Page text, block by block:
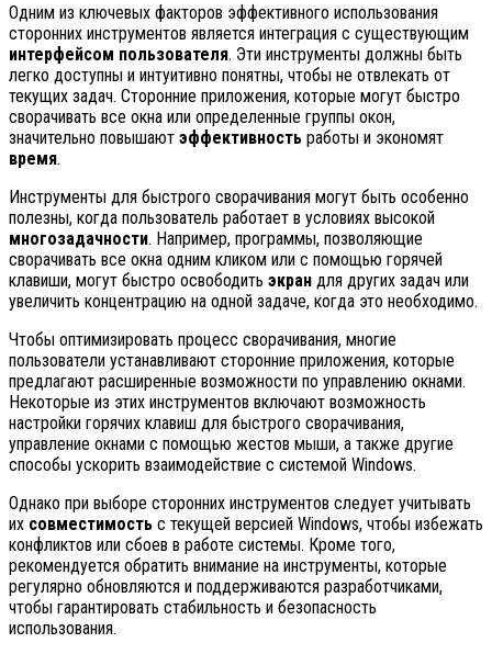
Одним из ключевых факторов эффективного использования
сторонних инструментов является интеграция с существующим
интерфейсом пользователя. Эти инструменты должны быть
легко доступны и интуитивно понятны, чтобы не отвлекать от
текущих задач. Сторонние приложения, которые могут быстро
сворачивать все окна или определенные группы окон,
значительно повышают эффективность работы и экономят
время.
Инструменты для быстрого сворачивания могут быть особенно
полезны, когда пользователь работает в условиях высокой
многозадачности. Например, программы, позволяющие
сворачивать все окна одним кликом или с помощью горячей
клавиши, могут быстро освободить экран для других задач или
увеличить концентрацию на одной задаче, когда это необходимо.
Чтобы оптимизировать процесс сворачивания, многие
пользователи устанавливают сторонние приложения, которые
предлагают расширенные возможности по управлению окнами.
Некоторые из этих инструментов включают возможность
настройки горячих клавиш для быстрого сворачивания,
управление окнами с помощью жестов мыши, а также другие
способы ускорить взаимодействие с системой Windows.
Однако при выборе сторонних инструментов следует учитывать
их совместимость с текущей версией Windows, чтобы избежать
конфликтов или сбоев в работе системы. Кроме того,
рекомендуется обратить внимание на инструменты, которые
регулярно обновляются и поддерживаются разработчиками,
чтобы гарантировать стабильность и безопасность
использования.